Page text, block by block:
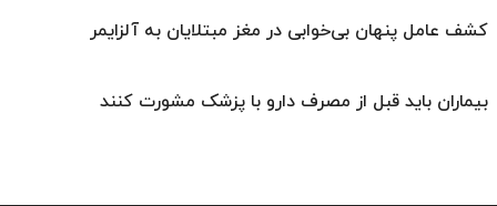
کشف عامل پنهان بی‌خوابی در مغز مبتلایان به آلزایمر
بیماران باید قبل از مصرف دارو با پزشک مشورت کنند